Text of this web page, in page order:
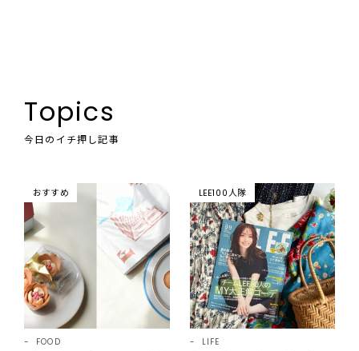
Topics
今日のイチ押し記事
おすすめ
FOOD
LEE100人隊
LIFE